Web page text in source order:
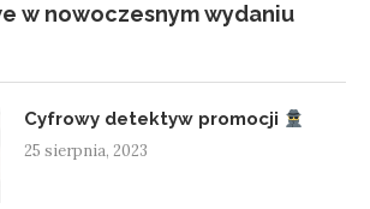
w nowoczesnym wydaniu
Cyfrowy detektyw promocji
25 sierpnia, 2023